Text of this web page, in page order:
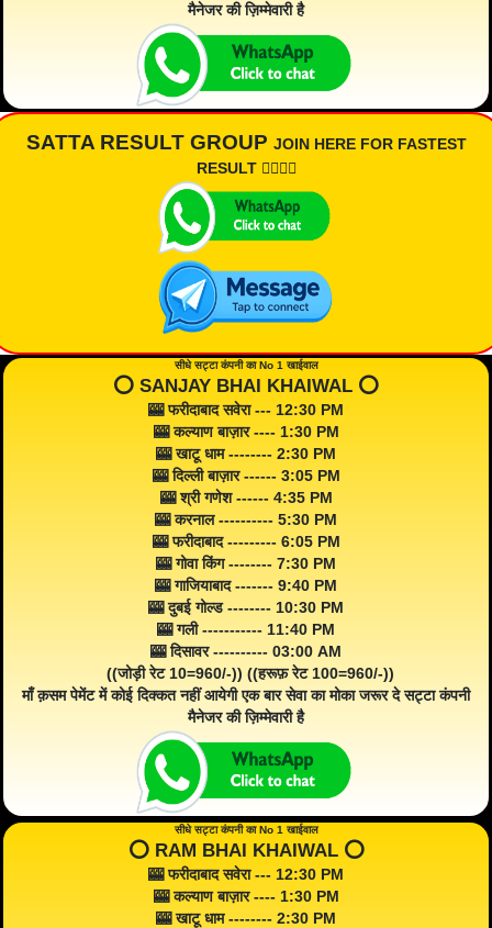
मैनेजर की ज़िम्मेवारी है
SATTA RESULT GROUP JOIN HERE FOR FASTEST
RESULT 👇🏾👇🏾
सीधे सट्टा कंपनी का No 1 खाईवाल
⭕️ SANJAY BHAI KHAIWAL ⭕️
🎰 फरीदाबाद सवेरा --- 12:30 PM
🎰 कल्याण बाज़ार ---- 1:30 PM
🎰 खाटू धाम -------- 2:30 PM
🎰 दिल्ली बाज़ार ------ 3:05 PM
🎰 श्री गणेश ------ 4:35 PM
🎰 करनाल ---------- 5:30 PM
🎰 फरीदाबाद --------- 6:05 PM
🎰 गोवा किंग -------- 7:30 PM
🎰 गाजियाबाद ------- 9:40 PM
🎰 दुबई गोल्ड -------- 10:30 PM
🎰 गली ----------- 11:40 PM
🎰 दिसावर ---------- 03:00 AM
((जोड़ी रेट 10=960/-)) ((हरूफ़ रेट 100=960/-))
माँ क़सम पेमेंट में कोई दिक्कत नहीं आयेगी एक बार सेवा का मोका जरूर दे सट्टा कंपनी
मैनेजर की ज़िम्मेवारी है
सीधे सट्टा कंपनी का No 1 खाईवाल
⭕️ RAM BHAI KHAIWAL ⭕️
🎰 फरीदाबाद सवेरा --- 12:30 PM
🎰 कल्याण बाज़ार ---- 1:30 PM
🎰 खाटू धाम -------- 2:30 PM